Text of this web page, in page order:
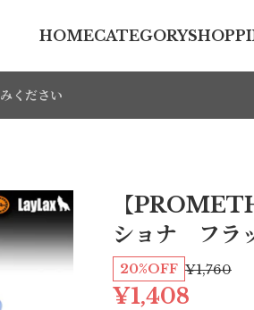
HOMECATEGORY
ください
【
ショナ フラ
¥1,760
20%OFF
¥1,408